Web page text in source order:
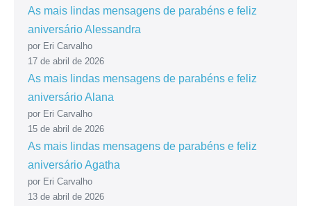
As mais lindas mensagens de parabéns e feliz
aniversário Alessandra
por Eri Carvalho
17 de abril de 2026
As mais lindas mensagens de parabéns e feliz
aniversário Alana
por Eri Carvalho
15 de abril de 2026
As mais lindas mensagens de parabéns e feliz
aniversário Agatha
por Eri Carvalho
13 de abril de 2026